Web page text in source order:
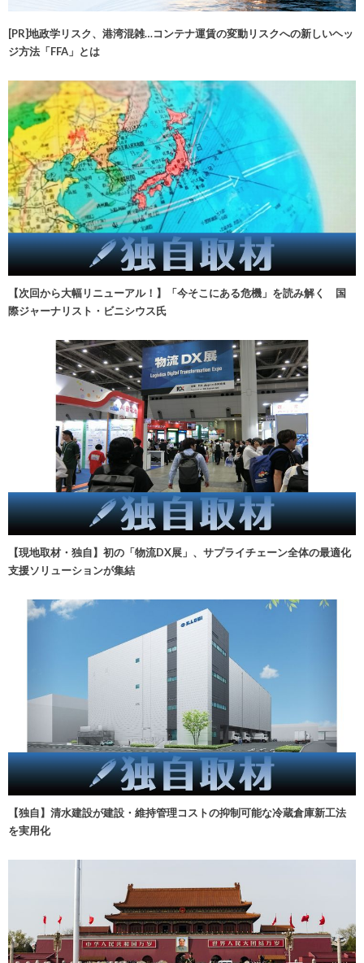
[PR]地政学リスク、港湾混雑…コンテナ運賃の変動リスクへの新しいヘッ
ジ方法「FFA」とは
【次回から大幅リニューアル！】「今そこにある危機」を読み解く 国
際ジャーナリスト・ビニシウス氏
【現地取材・独自】初の「物流DX展」、サプライチェーン全体の最適化
支援ソリューションが集結
【独自】清水建設が建設・維持管理コストの抑制可能な冷蔵倉庫新工法
を実用化